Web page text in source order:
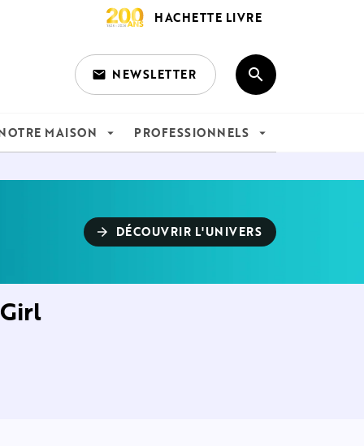
HACHETTE LIVRE
email NEWSLETTER search
MAISON arrow_drop_down PROFESSIONNELS arrow_drop_down
arrow_forward DÉCOUVRIR L'UNIVERS